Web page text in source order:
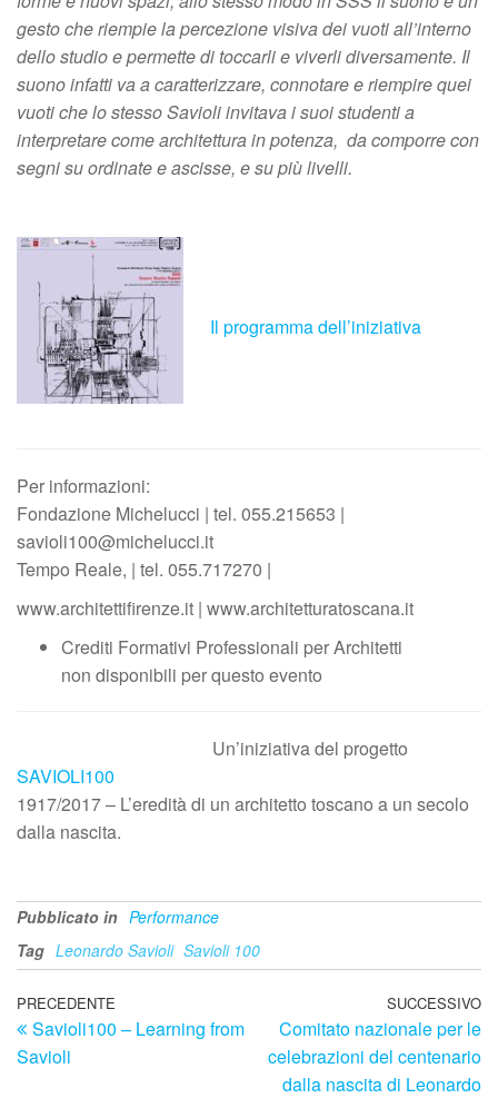
gesto che riempie la percezione visiva dei vuoti all’interno
dello studio e permette di toccarli e viverli diversamente. Il
suono infatti va a caratterizzare, connotare e riempire quei
vuoti che lo stesso Savioli invitava i suoi studenti a
interpretare come architettura in potenza, da comporre con
segni su ordinate e ascisse, e su più livelli.
Il programma dell’iniziativa
Per informazioni:
Fondazione Michelucci | tel. 055.215653 |
savioli100@michelucci.it
Tempo Reale, | tel. 055.717270 |
www.architettifirenze.it | www.architetturatoscana.it
Crediti Formativi Professionali per Architetti
non disponibili per questo evento
Un’iniziativa del progetto
SAVIOLI100
1917/2017 – L’eredità di un architetto toscano a un secolo
dalla nascita.
Pubblicato in Performance
Tag Leonardo Savioli Savioli 100
Navigazione
articoli
Articolo
precedente
PRECEDENTE
Savioli100 – Learning from
Savioli
SUCCESSIVO
Comitato nazionale per le
celebrazioni del centenario
dalla nascita di Leonardo